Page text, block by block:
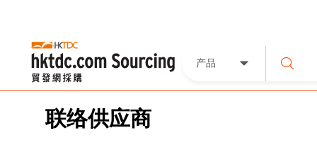
产品
联络供应商